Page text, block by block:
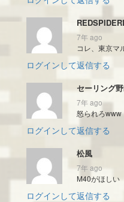
7年 ago
コレ、東京マ
ログインして返信する
セーリング
7年 ago
怒られろwww
ログインして返信する
松風
7年 ago
M40がほしい
ログインして返信する